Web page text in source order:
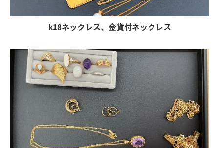
k18ネックレス、金貨付ネックレス